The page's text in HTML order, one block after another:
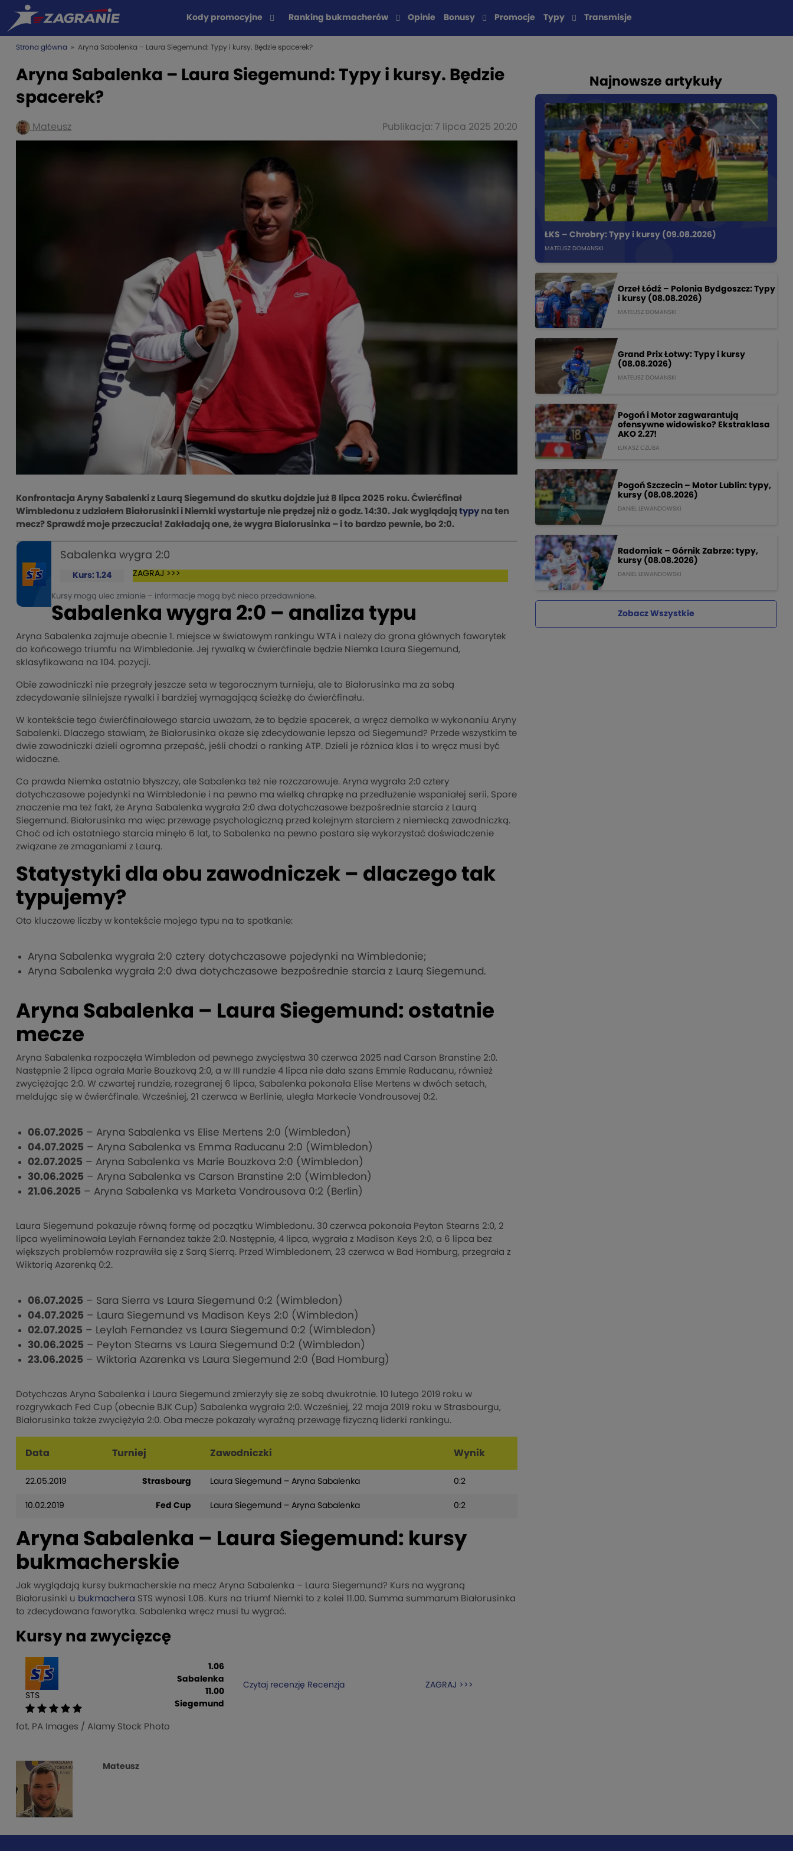
Kody promocyjne Ranking bukmacherów Opinie Bonusy Promocje Typy Transmisje
Strona główna » Aryna Sabalenka – Laura Siegemund: Typy i kursy. Będzie spacerek?
Aryna Sabalenka – Laura Siegemund: Typy i kursy. Będzie
spacerek?
Mateusz Publikacja: 7 lipca 2025 20:20
Konfrontacja Aryny Sabalenki z Laurą Siegemund do skutku dojdzie już 8 lipca 2025 roku. Ćwierćfinał
Wimbledonu z udziałem Białorusinki i Niemki wystartuje nie prędzej niż o godz. 14:30. Jak wyglądają typy na ten
mecz? Sprawdź moje przeczucia! Zakładają one, że wygra Bialorusinka – i to bardzo pewnie, bo 2:0.
Sabalenka wygra 2:0
Kurs: 1.24 ZAGRAJ >>>
Kursy mogą ulec zmianie – informacje mogą być nieco przedawnione.
Sabalenka wygra 2:0 – analiza typu
Aryna Sabalenka zajmuje obecnie 1. miejsce w światowym rankingu WTA i należy do grona głównych faworytek
do końcowego triumfu na Wimbledonie. Jej rywalką w ćwierćfinale będzie Niemka Laura Siegemund,
sklasyfikowana na 104. pozycji.
Obie zawodniczki nie przegrały jeszcze seta w tegorocznym turnieju, ale to Białorusinka ma za sobą
zdecydowanie silniejsze rywalki i bardziej wymagającą ścieżkę do ćwierćfinału.
W kontekście tego ćwierćfinałowego starcia uważam, że to będzie spacerek, a wręcz demolka w wykonaniu Aryny
Sabalenki. Dlaczego stawiam, że Białorusinka okaże się zdecydowanie lepsza od Siegemund? Przede wszystkim te
dwie zawodniczki dzieli ogromna przepaść, jeśli chodzi o ranking ATP. Dzieli je różnica klas i to wręcz musi być
widoczne.
Co prawda Niemka ostatnio błyszczy, ale Sabalenka też nie rozczarowuje. Aryna wygrała 2:0 cztery
dotychczasowe pojedynki na Wimbledonie i na pewno ma wielką chrapkę na przedłużenie wspaniałej serii. Spore
znaczenie ma też fakt, że Aryna Sabalenka wygrała 2:0 dwa dotychczasowe bezpośrednie starcia z Laurą
Siegemund. Białorusinka ma więc przewagę psychologiczną przed kolejnym starciem z niemiecką zawodniczką.
Choć od ich ostatniego starcia minęło 6 lat, to Sabalenka na pewno postara się wykorzystać doświadczenie
związane ze zmaganiami z Laurą.
Statystyki dla obu zawodniczek – dlaczego tak
typujemy?
Oto kluczowe liczby w kontekście mojego typu na to spotkanie:
Aryna Sabalenka wygrała 2:0 cztery dotychczasowe pojedynki na Wimbledonie;
Aryna Sabalenka wygrała 2:0 dwa dotychczasowe bezpośrednie starcia z Laurą Siegemund.
Aryna Sabalenka – Laura Siegemund: ostatnie
mecze
Aryna Sabalenka rozpoczęła Wimbledon od pewnego zwycięstwa 30 czerwca 2025 nad Carson Branstine 2:0.
Następnie 2 lipca ograła Marie Bouzkovą 2:0, a w III rundzie 4 lipca nie dała szans Emmie Raducanu, również
zwyciężając 2:0. W czwartej rundzie, rozegranej 6 lipca, Sabalenka pokonała Elise Mertens w dwóch setach,
meldując się w ćwierćfinale. Wcześniej, 21 czerwca w Berlinie, uległa Markecie Vondrousovej 0:2.
06.07.2025 – Aryna Sabalenka vs Elise Mertens 2:0 (Wimbledon)
04.07.2025 – Aryna Sabalenka vs Emma Raducanu 2:0 (Wimbledon)
02.07.2025 – Aryna Sabalenka vs Marie Bouzkova 2:0 (Wimbledon)
30.06.2025 – Aryna Sabalenka vs Carson Branstine 2:0 (Wimbledon)
21.06.2025 – Aryna Sabalenka vs Marketa Vondrousova 0:2 (Berlin)
Laura Siegemund pokazuje równą formę od początku Wimbledonu. 30 czerwca pokonała Peyton Stearns 2:0, 2
lipca wyeliminowała Leylah Fernandez także 2:0. Następnie, 4 lipca, wygrała z Madison Keys 2:0, a 6 lipca bez
większych problemów rozprawiła się z Sarą Sierrą. Przed Wimbledonem, 23 czerwca w Bad Homburg, przegrała z
Wiktorią Azarenką 0:2.
06.07.2025 – Sara Sierra vs Laura Siegemund 0:2 (Wimbledon)
04.07.2025 – Laura Siegemund vs Madison Keys 2:0 (Wimbledon)
02.07.2025 – Leylah Fernandez vs Laura Siegemund 0:2 (Wimbledon)
30.06.2025 – Peyton Stearns vs Laura Siegemund 0:2 (Wimbledon)
23.06.2025 – Wiktoria Azarenka vs Laura Siegemund 2:0 (Bad Homburg)
Dotychczas Aryna Sabalenka i Laura Siegemund zmierzyły się ze sobą dwukrotnie. 10 lutego 2019 roku w
rozgrywkach Fed Cup (obecnie BJK Cup) Sabalenka wygrała 2:0. Wcześniej, 22 maja 2019 roku w Strasbourgu,
Białorusinka także zwyciężyła 2:0. Oba mecze pokazały wyraźną przewagę fizyczną liderki rankingu.
Data Turniej Zawodniczki Wynik
22.05.2019 Strasbourg Laura Siegemund – Aryna Sabalenka 0:2
10.02.2019 Fed Cup Laura Siegemund – Aryna Sabalenka 0:2
Aryna Sabalenka – Laura Siegemund: kursy
bukmacherskie
Jak wyglądają kursy bukmacherskie na mecz Aryna Sabalenka – Laura Siegemund? Kurs na wygraną
Białorusinki u bukmachera STS wynosi 1.06. Kurs na triumf Niemki to z kolei 11.00. Summa summarum Białorusinka
to zdecydowana faworytka. Sabalenka wręcz musi tu wygrać.
Kursy na zwycięzcę
STS
1.06
Sabalenka
11.00
Siegemund
Czytaj recenzję Recenzja ZAGRAJ >>>
fot. PA Images / Alamy Stock Photo
Mateusz
Najnowsze artykuły
ŁKS – Chrobry: Typy i kursy (09.08.2026)
MATEUSZ DOMANSKI
Orzeł Łódź – Polonia Bydgoszcz: Typy
i kursy (08.08.2026)
MATEUSZ DOMANSKI
Grand Prix Łotwy: Typy i kursy
(08.08.2026)
MATEUSZ DOMANSKI
Pogoń i Motor zagwarantują
ofensywne widowisko? Ekstraklasa
AKO 2.27!
ŁUKASZ CZUBA
Pogoń Szczecin – Motor Lublin: typy,
kursy (08.08.2026)
DANIEL LEWANDOWSKI
Radomiak – Górnik Zabrze: typy,
kursy (08.08.2026)
DANIEL LEWANDOWSKI
Zobacz Wszystkie